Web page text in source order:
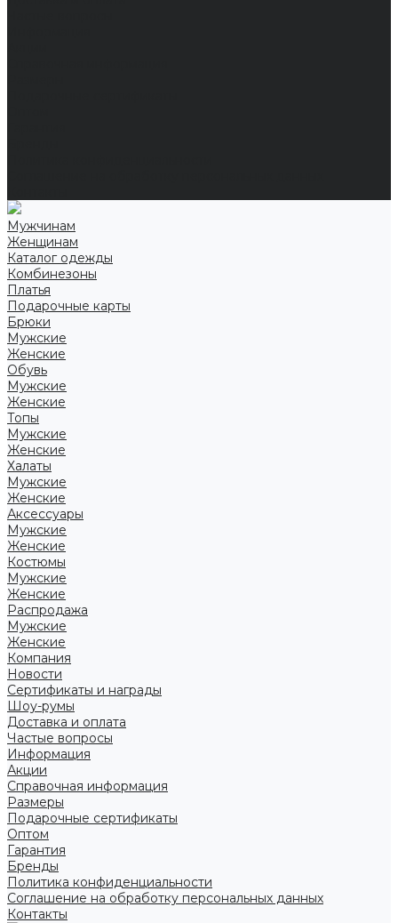
Мужчинам
Женщинам
Каталог одежды
Комбинезоны
Платья
Подарочные карты
Брюки
Мужские
Женские
Обувь
Мужские
Женские
Топы
Мужские
Женские
Халаты
Мужские
Женские
Аксессуары
Мужские
Женские
Костюмы
Мужские
Женские
Распродажа
Мужские
Женские
Компания
Новости
Сертификаты и награды
Шоу-румы
Доставка и оплата
Частые вопросы
Информация
Акции
Справочная информация
Размеры
Подарочные сертификаты
Оптом
Гарантия
Бренды
Политика конфиденциальности
Соглашение на обработку персональных данных
Контакты